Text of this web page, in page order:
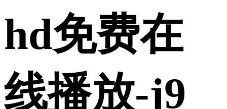
hd免费在
线播放-j9